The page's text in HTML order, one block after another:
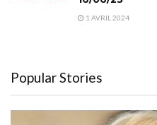
1 AVRIL 2024
Popular Stories